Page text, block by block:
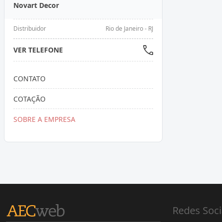
Novart Decor
Distribuidor Rio de Janeiro - RJ
VER TELEFONE
CONTATO
COTAÇÃO
SOBRE A EMPRESA
Redes